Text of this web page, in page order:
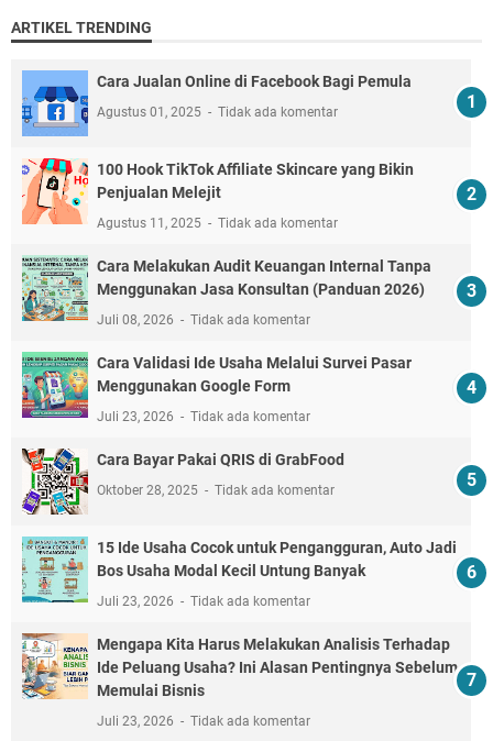
ARTIKEL TRENDING
Cara Jualan Online di Facebook Bagi Pemula
Agustus 01, 2025 Tidak ada komentar
100 Hook TikTok Affiliate Skincare yang Bikin
Penjualan Melejit
Agustus 11, 2025 Tidak ada komentar
Cara Melakukan Audit Keuangan Internal Tanpa
Menggunakan Jasa Konsultan (Panduan 2026)
Juli 08, 2026 Tidak ada komentar
Cara Validasi Ide Usaha Melalui Survei Pasar
Menggunakan Google Form
Juli 23, 2026 Tidak ada komentar
Cara Bayar Pakai QRIS di GrabFood
Oktober 28, 2025 Tidak ada komentar
15 Ide Usaha Cocok untuk Pengangguran, Auto Jadi
Bos Usaha Modal Kecil Untung Banyak
Juli 23, 2026 Tidak ada komentar
Mengapa Kita Harus Melakukan Analisis Terhadap
Ide Peluang Usaha? Ini Alasan Pentingnya Sebelum
Memulai Bisnis
Juli 23, 2026 Tidak ada komentar